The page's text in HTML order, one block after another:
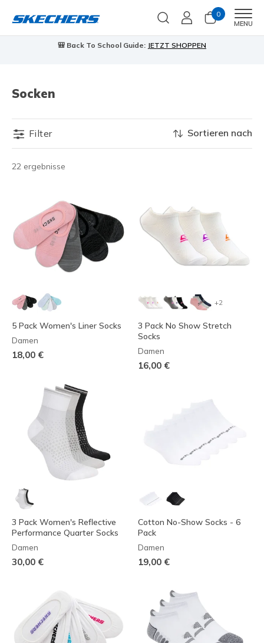
0
MENU
🎒 Back To School Guide: JETZT SHOPPEN
Socken
Filter
22 ergebnisse
Sortieren nach
5 Pack Women's Liner Socks
Damen
18,00 €
+2
3 Pack No Show Stretch
Socks
Damen
16,00 €
3 Pack Women's Reflective
Performance Quarter Socks
Damen
30,00 €
Cotton No-Show Socks - 6
Pack
Damen
19,00 €